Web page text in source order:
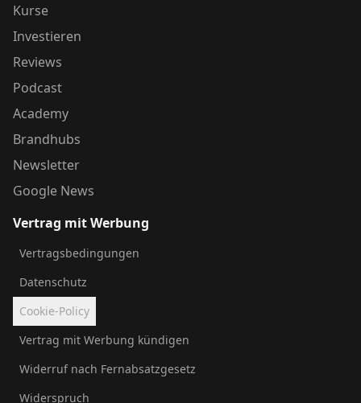
Kurse
Investieren
Reviews
Podcast
Academy
Brandhubs
Newsletter
Google News
Vertrag mit Werbung
Vertragsbedingungen
Datenschutz
Cookie-Policy
Vertrag mit Werbung kündigen
Widerruf nach Fernabsatzgesetz
Widerspruch